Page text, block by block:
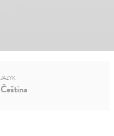
JAZYK
Čeština